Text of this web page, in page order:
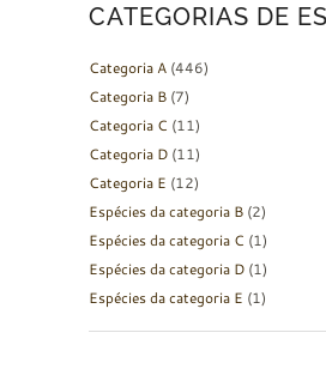
CATEGORIAS DE
Categoria A (446)
Categoria B (7)
Categoria C (11)
Categoria D (11)
Categoria E (12)
Espécies da categoria B (2)
Espécies da categoria C (1)
Espécies da categoria D (1)
Espécies da categoria E (1)